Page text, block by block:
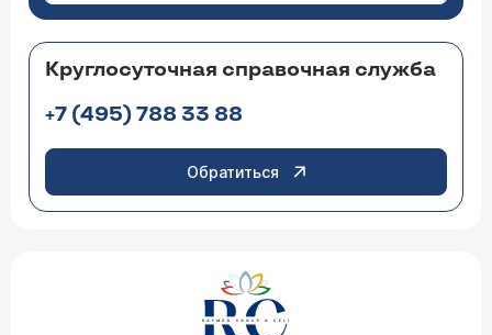
Круглосуточная справочная служба
+7 (495) 788 33 88
Обратиться